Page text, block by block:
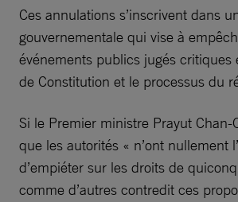
Ces annulations s’inscrivent dans
gouvernementale qui vise à
événements publics jugés critiques
de Constitution et le processus du
Si le Premier ministre Prayut Chan-
que les autorités « n’ont nullement
d’empiéter sur les droits de
comme d’autres contredit ces